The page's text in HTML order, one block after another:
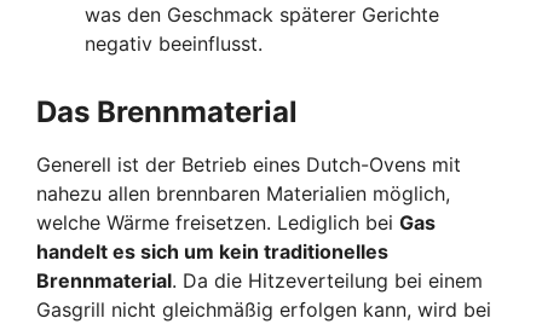
was den Geschmack späterer Gerichte
negativ beeinflusst.
Das Brennmaterial
Generell ist der Betrieb eines Dutch-Ovens mit
nahezu allen brennbaren Materialien möglich,
welche Wärme freisetzen. Lediglich bei Gas
handelt es sich um kein traditionelles
Brennmaterial. Da die Hitzeverteilung bei einem
Gasgrill nicht gleichmäßig erfolgen kann, wird bei